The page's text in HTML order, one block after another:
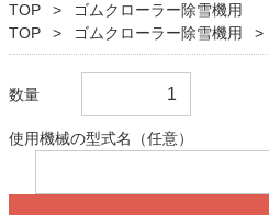
TOP
ゴムクローラー除雪機用
TOP
ゴムクローラー除雪機用
数量
使用機械の型式名（任意）